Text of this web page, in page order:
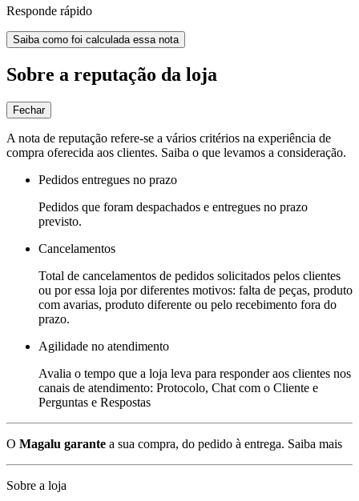
Responde rápido
Saiba como foi calculada essa nota
Sobre a reputação da loja
Fechar
A nota de reputação refere-se a vários critérios na experiência de
compra oferecida aos clientes. Saiba o que levamos a consideração.
Pedidos entregues no prazo
Pedidos que foram despachados e entregues no prazo
previsto.
Cancelamentos
Total de cancelamentos de pedidos solicitados pelos clientes
ou por essa loja por diferentes motivos: falta de peças, produto
com avarias, produto diferente ou pelo recebimento fora do
prazo.
Agilidade no atendimento
Avalia o tempo que a loja leva para responder aos clientes nos
canais de atendimento: Protocolo, Chat com o Cliente e
Perguntas e Respostas
O Magalu garante a sua compra, do pedido à entrega. Saiba mais
Sobre a loja